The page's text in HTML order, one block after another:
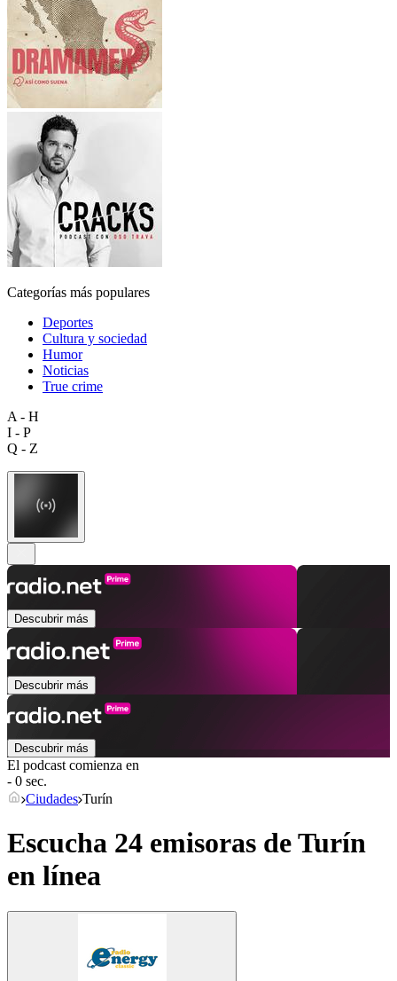
Categorías más populares
Deportes
Cultura y sociedad
Humor
Noticias
True crime
A - H
I - P
Q - Z
Descubrir más
Descubrir más
Descubrir más
El podcast comienza en
- 0 sec.
Ciudades Turín
Escucha 24 emisoras deTurín
en línea